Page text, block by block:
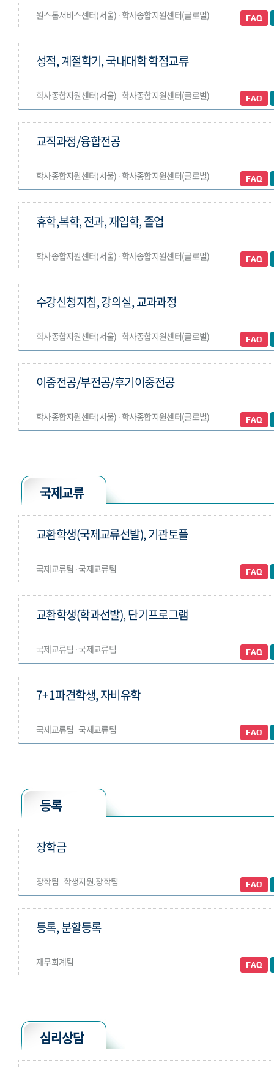
원스톱서비스센터(서울) ∙ 학사종합지원센터(글로벌)
학사종합지원센터(서울) ∙ 학사종합지원센터(글로벌)
성적, 계절학기, 국내대학 학점교류
학사종합지원센터(서울) ∙ 학사종합지원센터(글로벌)
교직과정/융합전공
학사종합지원센터(서울) ∙ 학사종합지원센터(글로벌)
휴학,복학, 전과, 재입학, 졸업
학사종합지원센터(서울) ∙ 학사종합지원센터(글로벌)
수강신청지침, 강의실, 교과과정
학사종합지원센터(서울) ∙ 학사종합지원센터(글로벌)
이중전공/부전공/후기이중전공
국제교류
국제교류팀 ∙ 국제교류팀
교환학생(국제교류선발), 기관토플
국제교류팀 ∙ 국제교류팀
교환학생(학과선발), 단기프로그램
국제교류팀 ∙ 국제교류팀
7+1파견학생, 자비유학
등록
장학팀 ∙ 학생지원.장학팀
장학금
재무회계팀
등록, 분할등록
심리상담